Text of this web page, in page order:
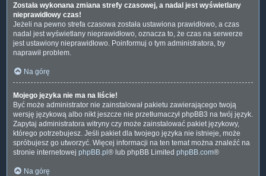
Została wykonana zmiana strefy czasowej, a nadal jest wyświetlany
nieprawidłowy czas!
Jeżeli na pewno strefa czasowa została ustawiona prawidłowo, a czas
nadal jest wyświetlany nieprawidłowo, oznacza to, że czas na serwerze
jest ustawiony nieprawidłowo. Poinformuj o tym administratora, by
naprawił problem.
Na górę
Mojego języka nie ma na liście!
Być może administrator nie zainstalował pakietu zawierającego twoją
wersję językową albo nikt jeszcze nie przetłumaczył phpBB3 na twój język.
Zapytaj administratora witryny czy może zainstalować pakiet językowy,
którego potrzebujesz. Jeśli pakiet dla twojego języka nie istnieje, może
spróbujesz go utworzyć. Więcej informacji na ten temat można znaleźć na
stronie internetowej phpBB.pl® lub phpBB Limited phpBB.com®
Na górę